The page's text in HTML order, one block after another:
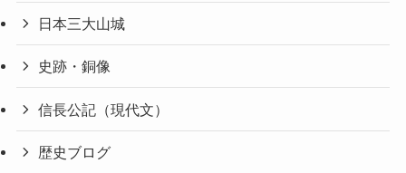
日本三大山城
史跡・銅像
信長公記（現代文）
歴史ブログ